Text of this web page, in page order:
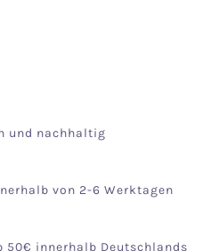
und nachhaltig
von 2-6 Werktagen
50€ innerhalb Deutschlands